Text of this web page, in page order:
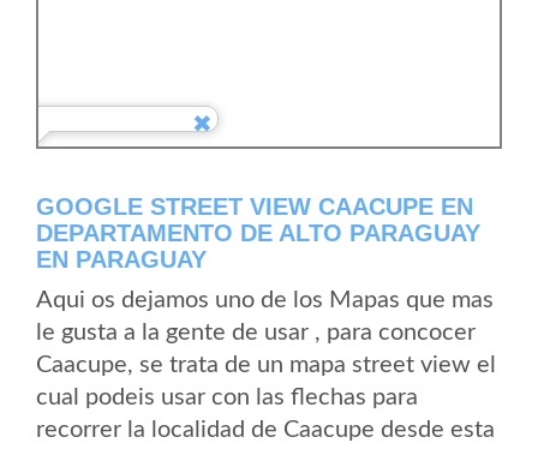
GOOGLE STREET VIEW CAACUPE EN
DEPARTAMENTO DE ALTO PARAGUAY
EN PARAGUAY
Aqui os dejamos uno de los Mapas que mas
le gusta a la gente de usar , para concocer
Caacupe, se trata de un mapa street view el
cual podeis usar con las flechas para
recorrer la localidad de Caacupe desde esta